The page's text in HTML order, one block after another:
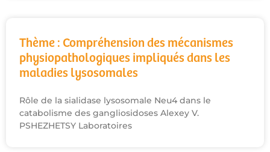
Thème : Compréhension des mécanismes
physiopathologiques impliqués dans les
maladies lysosomales
Rôle de la sialidase lysosomale Neu4 dans le
catabolisme des gangliosidoses Alexey V.
PSHEZHETSY Laboratoires